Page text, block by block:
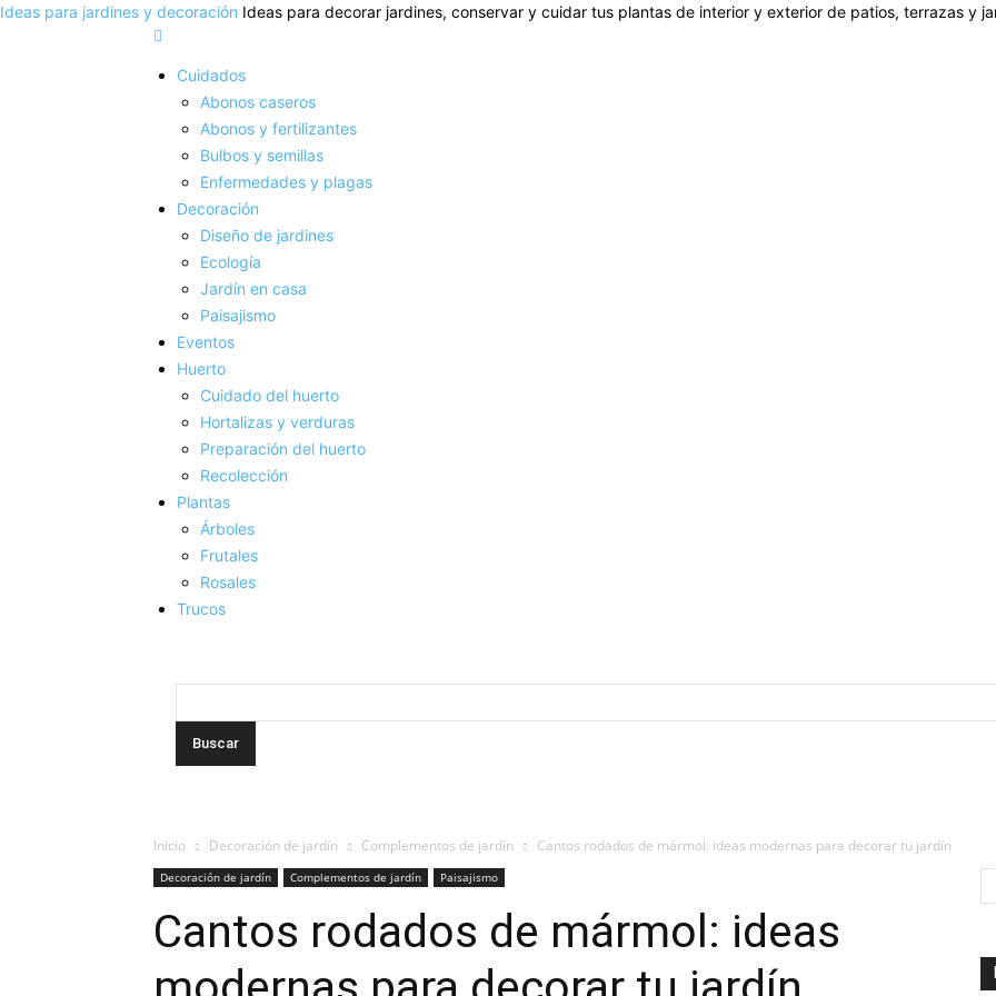
Ideas para jardines y decoración Ideas para decorar jardines, conservar y cuidar tus plantas de interior y exterior de patios, terrazas y
Cuidados
Abonos caseros
Abonos y fertilizantes
Bulbos y semillas
Enfermedades y plagas
Decoración
Diseño de jardines
Ecología
Jardín en casa
Paisajismo
Eventos
Huerto
Cuidado del huerto
Hortalizas y verduras
Preparación del huerto
Recolección
Plantas
Árboles
Frutales
Rosales
Trucos
Inicio Decoración de jardín Complementos de jardín Cantos rodados de mármol: ideas modernas para decorar tu jardín
Decoración de jardín Complementos de jardín Paisajismo
Cantos rodados de mármol: ideas